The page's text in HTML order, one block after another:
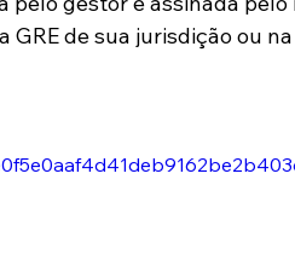
de sua jurisdição ou na